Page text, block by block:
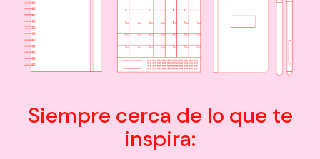
Siempre cerca de lo que te
inspira: